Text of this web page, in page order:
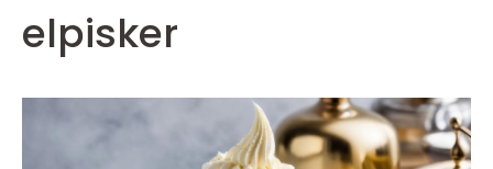
elpisker